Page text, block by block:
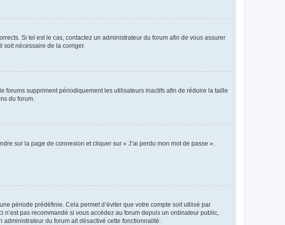
Si tel est le cas, contactez un administrateur du forum afin de vous assurer
soit nécessaire de la corriger.
forums suppriment périodiquement les utilisateurs inactifs afin de réduire la taille
du forum.
sur la page de connexion et cliquer sur « J’ai perdu mon mot de passe ».
période prédéfinie. Cela permet d’éviter que votre compte soit utilisé par
pas recommandé si vous accédez au forum depuis un ordinateur public,
du forum ait désactivé cette fonctionnalité.